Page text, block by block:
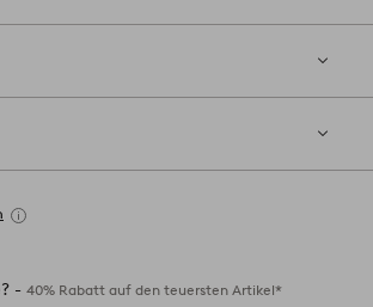
- 40% Rabatt auf den teuersten Artikel*